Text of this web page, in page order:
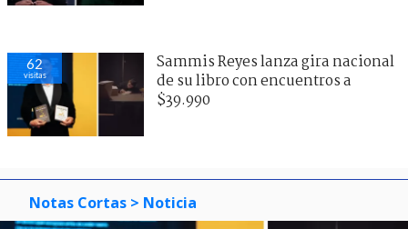
62
visitas
Sammis Reyes lanza gira nacional
de su libro con encuentros a
$39.990
Notas Cortas > Noticia